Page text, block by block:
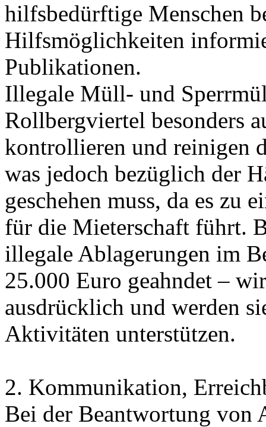
hilfsbedürftige Menschen
Hilfsmöglichkeiten
Publikationen.
Illegale Müll- und
Rollbergviertel besonders
kontrollieren und reinigen
was jedoch bezüglich der
geschehen muss, da es zu
für die Mieterschaft führt.
illegale Ablagerungen im
25.000 Euro geahndet –
ausdrücklich und werden
Aktivitäten unterstützen.
2. Kommunikation,
Bei der Beantwortung von